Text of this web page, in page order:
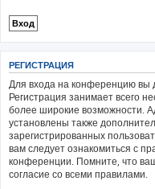
РЕГИСТРАЦИЯ
Для входа на конференцию вы
Регистрация занимает всего
более широкие возможности.
установлены также
зарегистрированных
вам следует ознакомиться с
конференции. Помните, что
согласие со всеми правилами.